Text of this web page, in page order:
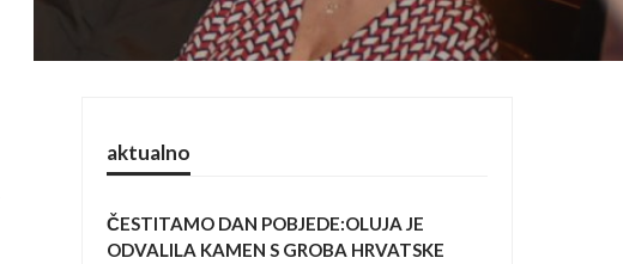
aktualno
ČESTITAMO DAN POBJEDE:OLUJA JE
ODVALILA KAMEN S GROBA HRVATSKE